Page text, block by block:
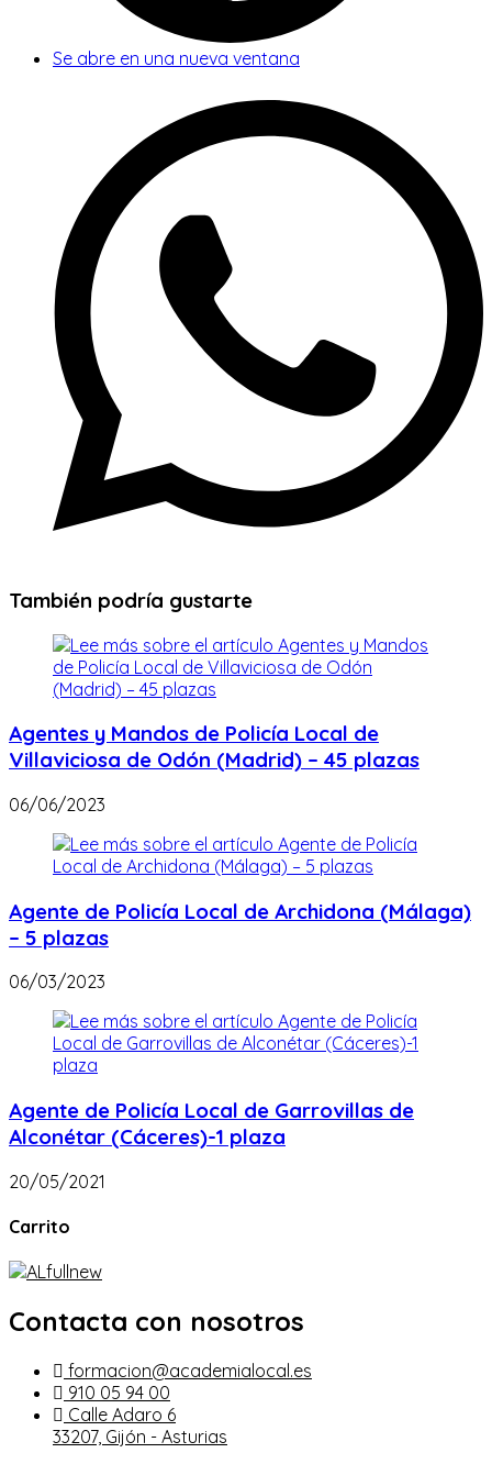
Se abre en una nueva ventana
También podría gustarte
Agentes y Mandos de Policía Local de
Villaviciosa de Odón (Madrid) – 45 plazas
06/06/2023
Agente de Policía Local de Archidona (Málaga)
– 5 plazas
06/03/2023
Agente de Policía Local de Garrovillas de
Alconétar (Cáceres)-1 plaza
20/05/2021
Carrito
Contacta con nosotros
formacion@academialocal.es
910 05 94 00
Calle Adaro 6
33207, Gijón - Asturias